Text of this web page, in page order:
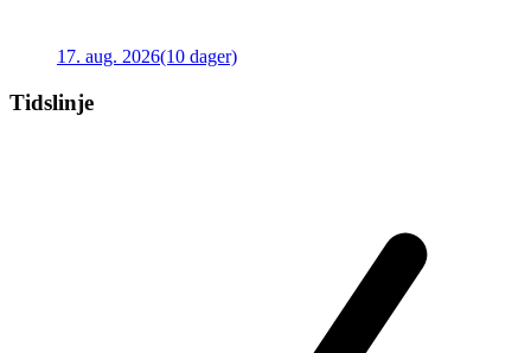
17. aug. 2026(10 dager)
Tidslinje